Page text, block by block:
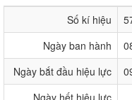
Số kí hiệu
Ngày ban hành
Ngày bắt đầu hiệu lực
Ngày hết hiệu lực